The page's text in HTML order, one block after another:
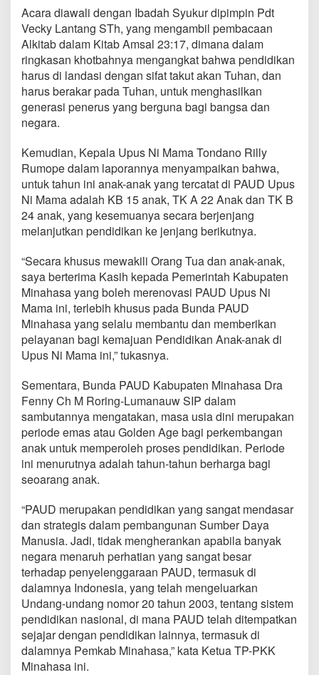
a
m
a
t
k
a
n
K
B
n
T
K
,
I
n
i
K
t
a
B
u
n
d
a
U
D
M
n
a
h
a
Acara diawali dengan Ibadah Syukur dipimpin Pdt
Vecky Lantang STh, yang mengambil pembacaan
Alkitab dalam Kitab Amsal 23:17, dimana dalam
ringkasan khotbahnya mengangkat bahwa pendidikan
harus di landasi dengan sifat takut akan Tuhan, dan
harus berakar pada Tuhan, untuk menghasilkan
generasi penerus yang berguna bagi bangsa dan
negara.
Kemudian, Kepala Upus Ni Mama Tondano Rilly
Rumope dalam laporannya menyampaikan bahwa,
untuk tahun ini anak-anak yang tercatat di PAUD Upus
Ni Mama adalah KB 15 anak, TK A 22 Anak dan TK B
24 anak, yang kesemuanya secara berjenjang
melanjutkan pendidikan ke jenjang berikutnya.
“Secara khusus mewakili Orang Tua dan anak-anak,
saya berterima Kasih kepada Pemerintah Kabupaten
Minahasa yang boleh merenovasi PAUD Upus Ni
Mama ini, terlebih khusus pada Bunda PAUD
Minahasa yang selalu membantu dan memberikan
pelayanan bagi kemajuan Pendidikan Anak-anak di
Upus Ni Mama ini,” tukasnya.
Sementara, Bunda PAUD Kabupaten Minahasa Dra
Fenny Ch M Roring-Lumanauw SIP dalam
sambutannya mengatakan, masa usia dini merupakan
periode emas atau Golden Age bagi perkembangan
anak untuk memperoleh proses pendidikan. Periode
ini menurutnya adalah tahun-tahun berharga bagi
seoarang anak.
“PAUD merupakan pendidikan yang sangat mendasar
dan strategis dalam pembangunan Sumber Daya
Manusia. Jadi, tidak mengherankan apabila banyak
negara menaruh perhatian yang sangat besar
terhadap penyelenggaraan PAUD, termasuk di
dalamnya Indonesia, yang telah mengeluarkan
Undang-undang nomor 20 tahun 2003, tentang sistem
pendidikan nasional, di mana PAUD telah ditempatkan
sejajar dengan pendidikan lainnya, termasuk di
dalamnya Pemkab Minahasa,” kata Ketua TP-PKK
Minahasa ini.